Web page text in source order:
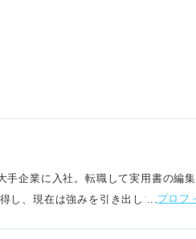
把握する。
、健康専門性）を理解する。
化を図る。
」として魅力を整理する。
企業に入社。転職して実用書の編
し、現在は強みを引き出して活かす
プロフ